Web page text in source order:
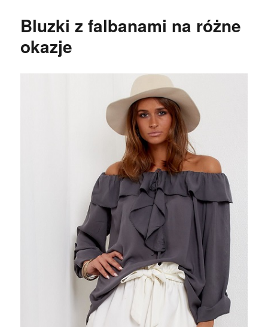
Bluzki z falbanami na różne
okazje